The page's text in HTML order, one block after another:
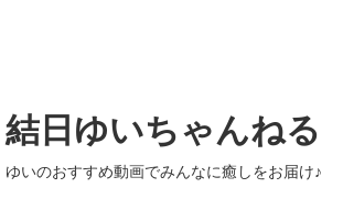
結日ゆいちゃんねる
ゆいのおすすめ動画でみんなに癒しをお届け♪